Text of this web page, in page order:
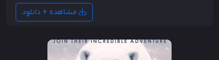
مشاهده + دانلود